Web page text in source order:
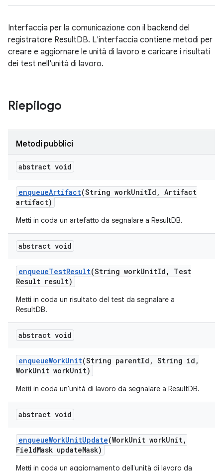
Interfaccia per la comunicazione con il backend del
registratore ResultDB. L'interfaccia contiene metodi per
creare e aggiornare le unità di lavoro e caricare i risultati
dei test nell'unità di lavoro.
Riepilogo
Metodi pubblici
abstract void
enqueueArtifact(String workUnitId , Artifact
artifact)
Metti in coda un artefatto da segnalare a ResultDB.
abstract void
enqueueTestResult(String workUnitId ,
Test
Result result)
Metti in coda un risultato del test da segnalare a
ResultDB.
abstract void
enqueueWorkUnit(String parentId , String id ,
WorkUnit workUnit)
Metti in coda un'unità di lavoro da segnalare a ResultDB.
abstract void
enqueueWorkUnitUpdate(WorkUnit workUnit,
FieldMask updateMask)
Metti in coda un aggiornamento dell'unità di lavoro da